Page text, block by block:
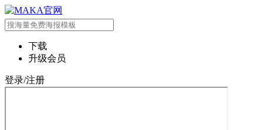
下载
升级会员
登录/注册